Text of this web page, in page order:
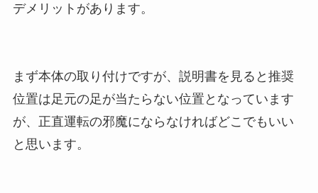
デメリットがあります。
まず本体の取り付けですが、説明書を見ると推奨
位置は足元の足が当たらない位置となっています
が、正直運転の邪魔にならなければどこでもいい
と思います。